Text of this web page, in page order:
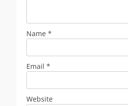
Name *
Email *
Website